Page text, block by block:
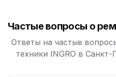
Юмедиа на
Юмедиа в Купчино
Частые вопросы о
Ответы на частые
техники INGRO в Санкт-